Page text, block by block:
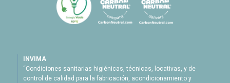
INVIMA
“Condiciones sanitarias higiénicas, técnicas, locativas, y de
control de calidad para la fabricación, acondicionamiento y